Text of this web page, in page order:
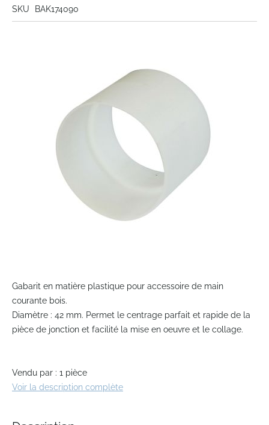
SKU
BAK174090
to
the
beginning
of
the
Gabarit en matière plastique pour accessoire de main
courante bois.
Diamètre : 42 mm. Permet le centrage parfait et rapide de la
pièce de jonction et facilité la mise en oeuvre et le collage.
Vendu par : 1 pièce
Voir la description complète